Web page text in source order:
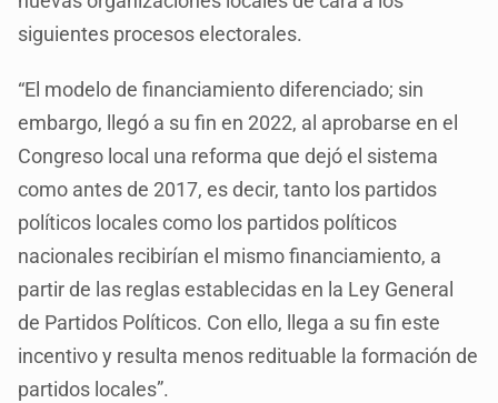
siguientes procesos electorales.
“El modelo de financiamiento diferenciado; sin
embargo, llegó a su fin en 2022, al aprobarse en el
Congreso local una reforma que dejó el sistema
como antes de 2017, es decir, tanto los partidos
políticos locales como los partidos políticos
nacionales recibirían el mismo financiamiento, a
partir de las reglas establecidas en la Ley General
de Partidos Políticos. Con ello, llega a su fin este
incentivo y resulta menos redituable la formación de
partidos locales”.